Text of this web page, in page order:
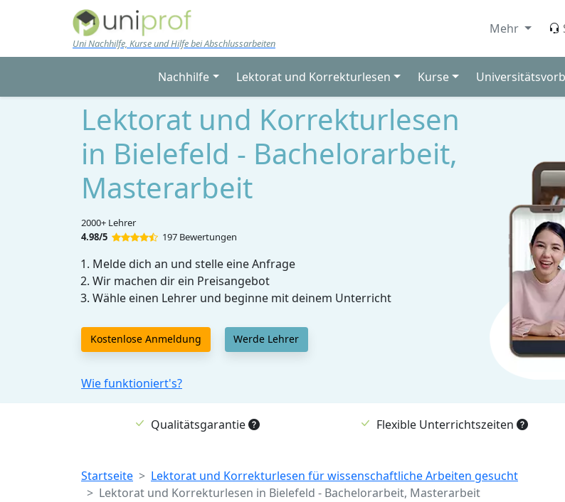
Skip to main content
Uni Nachhilfe, Kurse und Hilfe bei Abschlussarbeiten
Mehr
Nachhilfe Lektorat und Korrekturlesen Kurse
Lektorat und Korrekturlesen
in Bielefeld - Bachelorarbeit,
Masterarbeit
2000+ Lehrer
4.98/5
197 Bewertungen
Melde dich an und stelle eine Anfrage
Wir machen dir ein Preisangebot
Wähle einen Lehrer und beginne mit deinem Unterricht
Kostenlose Anmeldung Werde Lehrer
Wie funktioniert's?
Qualitätsgarantie Flexible Unterrichtszeiten
Breadcrumb
Startseite
Lektorat und Korrekturlesen für wissenschaftliche Arbeiten gesucht
Lektorat und Korrekturlesen in Bielefeld - Bachelorarbeit, Masterarbeit